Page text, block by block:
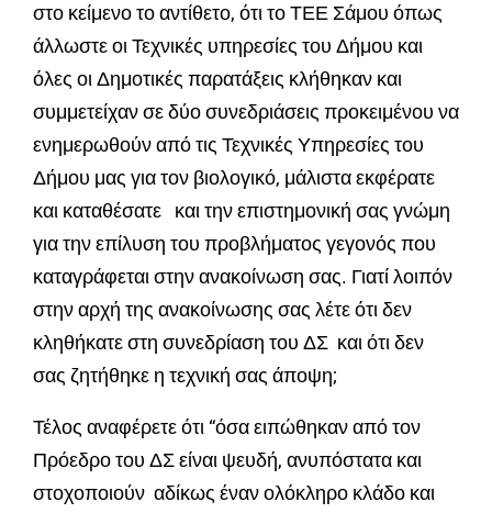
στο κείμενο το αντίθετο, ότι το ΤΕΕ Σάμου όπως
άλλωστε οι Τεχνικές υπηρεσίες του Δήμου και
όλες οι Δημοτικές παρατάξεις κλήθηκαν και
συμμετείχαν σε δύο συνεδριάσεις προκειμένου να
ενημερωθούν από τις Τεχνικές Υπηρεσίες του
Δήμου μας για τον βιολογικό, μάλιστα εκφέρατε
και καταθέσατε και την επιστημονική σας γνώμη
για την επίλυση του προβλήματος γεγονός που
καταγράφεται στην ανακοίνωση σας. Γιατί λοιπόν
στην αρχή της ανακοίνωσης σας λέτε ότι δεν
κληθήκατε στη συνεδρίαση του ΔΣ και ότι δεν
σας ζητήθηκε η τεχνική σας άποψη;
Τέλος αναφέρετε ότι “όσα ειπώθηκαν από τον
Πρόεδρο του ΔΣ είναι ψευδή, ανυπόστατα και
στοχοποιούν αδίκως έναν ολόκληρο κλάδο και